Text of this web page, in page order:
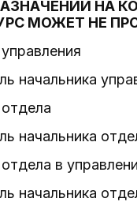
НА
МОЖЕТ НЕ
начальника
начальника
в
начальника